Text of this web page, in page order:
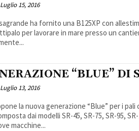
Luglio 15, 2016
ha fornito una B125XP con
per lavorare in mare presso un
“BLUE” DI
Luglio 13, 2016
la nuova generazione “Blue” per i pali
dai modelli SR-45, SR-75, SR-95, SR-
macchine...